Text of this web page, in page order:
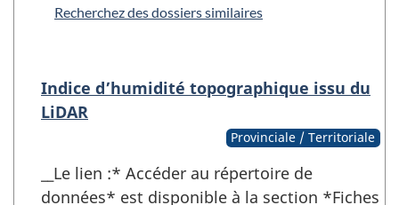
Recherchez des dossiers similaires
Indice d’humidité topographique issu du
LiDAR
Provinciale / Territoriale
__Le lien :* Accéder au répertoire de
données* est disponible à la section *Fiches